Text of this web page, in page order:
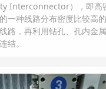
Interconnector），即高
一种线路分布密度比较高
路，再利用钻孔、孔内金
结。